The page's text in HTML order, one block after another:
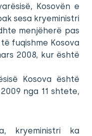
Kosovën e
sesa kryeministri
menjëherë pas
fuqishme Kosova
2008, kur është
Kosova është
nga 11 shtete,
kryeministri ka